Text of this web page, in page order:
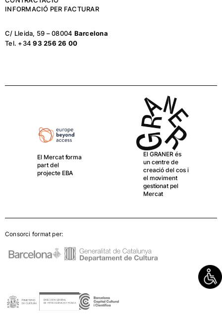
INFORMACIÓ PER FACTURAR
C/ Lleida, 59 – 08004 Barcelona
Tel. +3493 256 26 00
El GRANER és
un centre de
creació del cos i
el moviment
El Mercat és
membre
fundador de la
xarxa EDN
Consorci format per: